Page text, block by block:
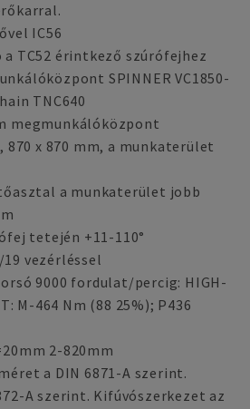
IC56
TC52 érintkező szúrófejhez
SPINNER VC1850-
TNC640
megmunkálóközpont
x 870 mm, a munkaterület
a munkaterület jobb
tetején +11-110°
19 vezérléssel
9000 fordulat/percig: HIGH-
M-464 Nm (88 25%); P436
2-820mm
a DIN 6871-A szerint.
A szerint. Kifúvószerkezet az